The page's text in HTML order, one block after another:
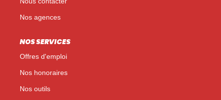
Nos agences
NOS SERVICES
Offres d'emploi
Nos honoraires
Nos outils